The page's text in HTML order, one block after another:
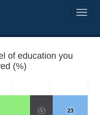
of education you
(%)
23
15